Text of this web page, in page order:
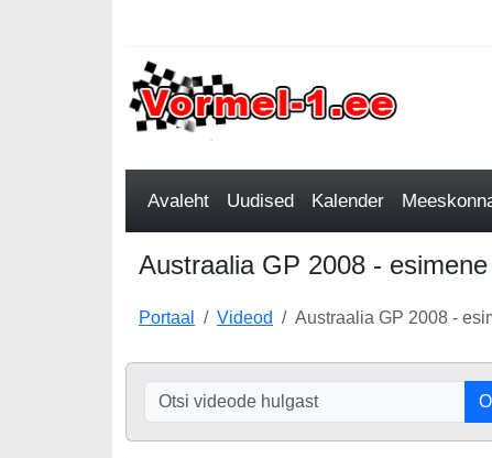
Avaleht Uudised Kalender
Austraalia GP 2008 -
Portaal Videod Austraalia GP 2008 -